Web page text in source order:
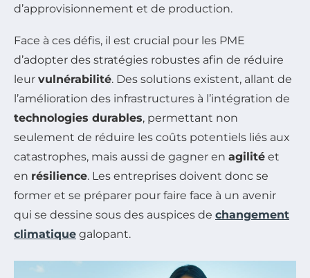
d’approvisionnement et de production.
Face à ces défis, il est crucial pour les PME
d’adopter des stratégies robustes afin de réduire
leur vulnérabilité. Des solutions existent, allant de
l’amélioration des infrastructures à l’intégration de
technologies durables, permettant non
seulement de réduire les coûts potentiels liés aux
catastrophes, mais aussi de gagner en agilité et
en résilience. Les entreprises doivent donc se
former et se préparer pour faire face à un avenir
qui se dessine sous des auspices de changement
climatique galopant.